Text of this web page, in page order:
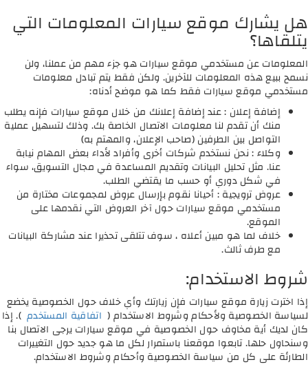
هل يشارك موقع سيارات المعلومات التي
يتلقاها؟
المعلومات عن مستخدمي موقع سيارات هو جزء مهم من عملنا، ولن
نسمح ببيع هذه المعلومات للآخرين. ولكن فقط يتم تبادل معلومات
مستخدمي موقع سيارات فقط كما هو موضح أدناه:
إضافة إعلان : عند إضافة إعلانك من خلال موقع سيارات فإنه يطلب
منك أن تقدم لنا معلومات الاتصال الخاصة بك. وذلك لتسهيل عملية
التواصل بين الطرفين (صاحب الإعلان، والمهتم به)
وكلاء : نحن نستخدم شركات أخرى وأفراد لأداء بعض المهام نيابة
عنا. مثل تحليل البيانات وتقديم المساعدة في مجال التسويق، سواء
في شكل دوري أو حسب ما يقتضي الطلب.
عروض ترويجية : أحيانا نقوم بإرسال عروض لمجموعات مختارة من
مستخدمي موقع سيارات حول آخر العروض التي نقدمها على
الموقع.
خلاف لما هو مبين أعلاه ، سوف تتلقى تحذيرا عند مشاركة البيانات
مع طرف ثالث.
شروط الاستخدام:
إذا اخترت زيارة موقع سيارات فإن زيارتك وأي خلاف حول الخصوصية يخضع
لسياسة الخصوصية ولأحكام وشروط الاستخدام (اتفاقية المستخدم). إذا
كان لديك أية مخاوف حول الخصوصية في موقع سيارات يرجى الاتصال بنا
وسنحاول حلها. تابعوا موقعنا باستمرار لكل ما هو جديد حول التغييرات
الطارئة على كل من سياسة الخصوصية وأحكام وشروط الاستخدام.